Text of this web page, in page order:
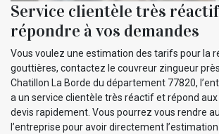
Service clientèle très
répondre à vos demandes
Vous voulez une estimation des tarifs pour la
gouttières, contactez le couvreur zingueur
Chatillon La Borde du département 77820,
a un service clientèle très réactif et répond
devis rapidement. Vous pourrez vous rendre
l’entreprise pour avoir directement